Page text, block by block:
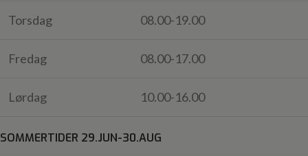
Torsdag 08.00-19.00
Fredag 08.00-17.00
Lørdag 10.00-16.00
SOMMERTIDER 29.JUN-30.AUG